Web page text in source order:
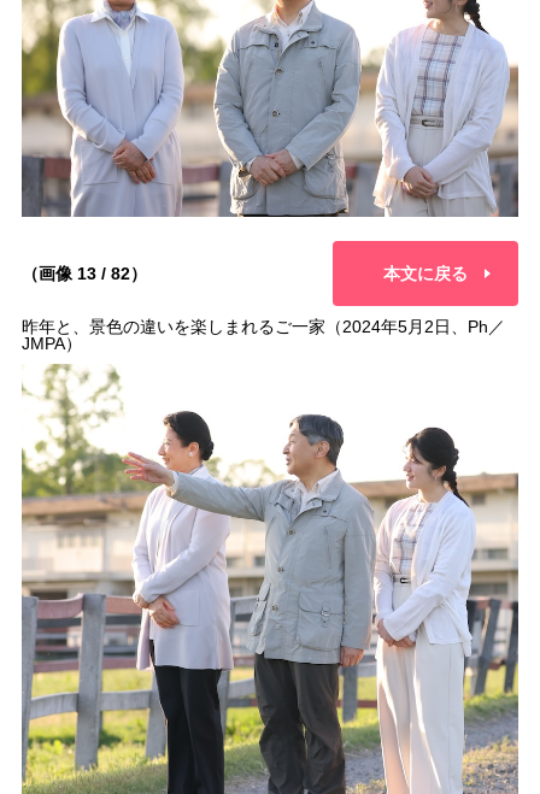
（画像 13 / 82） 本文に戻る
昨年と、景色の違いを楽しまれるご一家（2024年5月2日、Ph／
JMPA）